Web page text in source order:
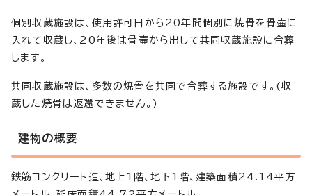
個別収蔵施設は、使用許可日から20年間個別に焼骨を骨壷に
入れて収蔵し、20年後は骨壷から出して共同収蔵施設に合葬
します。
共同収蔵施設は、多数の焼骨を共同で合葬する施設です。(収
蔵した焼骨は返還できません。)
建物の概要
鉄筋コンクリート造、地上1階、地下1階、建築面積24.14平方